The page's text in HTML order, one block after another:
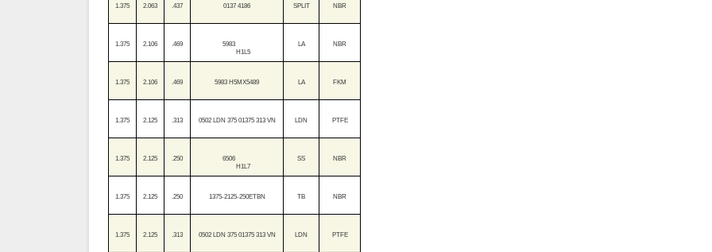
1.375 2.063 .437 0137 4186 SPLIT NBR
1.375 2.106 .469
5983
H1L5
LA NBR
1.375 2.106 .469 5983 H5MX5489 LA FKM
1.375 2.125 .313 0502 LDN 375 01375 313 VN LDN PTFE
1.375 2.125 .250
6506
H1L7
SS NBR
1.375 2.125 .250 1375-2125-250ETBN TB NBR
1.375 2.125 .313 0502 LDN 375 01375 313 VN LDN PTFE